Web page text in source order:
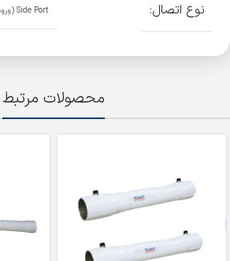
نوع اتصال: Side Port (ورودی در بغل برای طراحی ماژولار)
محصولات مرتبط